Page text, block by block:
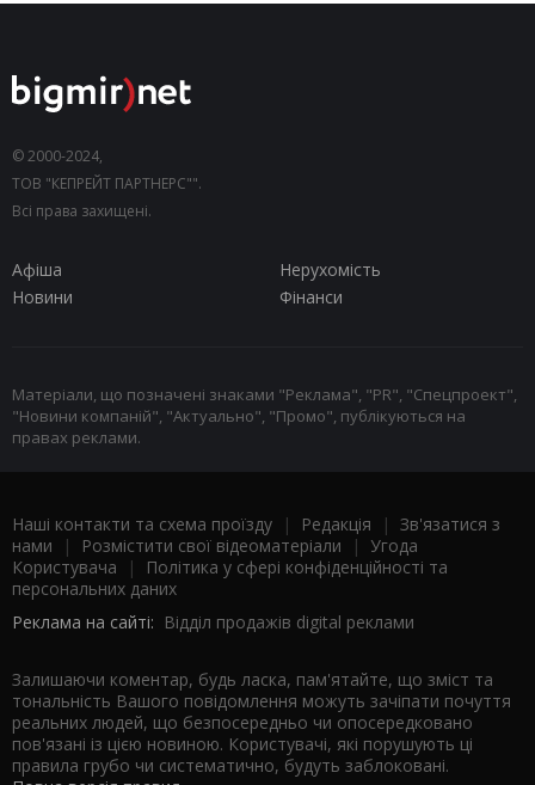
© 2000-2024,
ТОВ "КЕПРЕЙТ ПАРТНЕРС"".
Всі права захищені.
Афіша
Нерухомість
Новини
Фінанси
Матеріали, що позначені знаками "Реклама", "PR", "Спецпроект",
"Новини компаній", "Актуально", "Промо", публікуються на
правах реклами.
Наші контакти та схема проїзду | Редакція | Зв'язатися з
нами | Розмістити свої відеоматеріали | Угода
Користувача |
Політика у сфері конфіденційності та
персональних даних
Реклама на сайті: Відділ продажів digital реклами
Залишаючи коментар, будь ласка, пам'ятайте, що зміст та
тональність Вашого повідомлення можуть зачіпати почуття
реальних людей, що безпосередньо чи опосередковано
пов'язані із цією новиною. Користувачі, які порушують ці
правила грубо чи систематично, будуть заблоковані.